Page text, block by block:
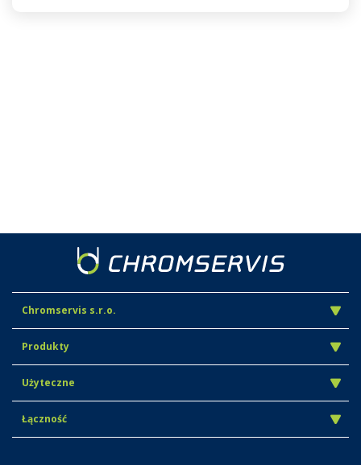
Chromservis s.r.o.
Produkty
Użyteczne
Łączność